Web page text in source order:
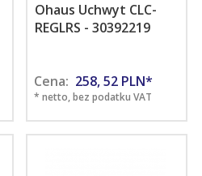
Ohaus Uchwyt CLC-
REGLRS - 30392219
Cena: 258,52 PLN*
* netto, bez podatku VAT